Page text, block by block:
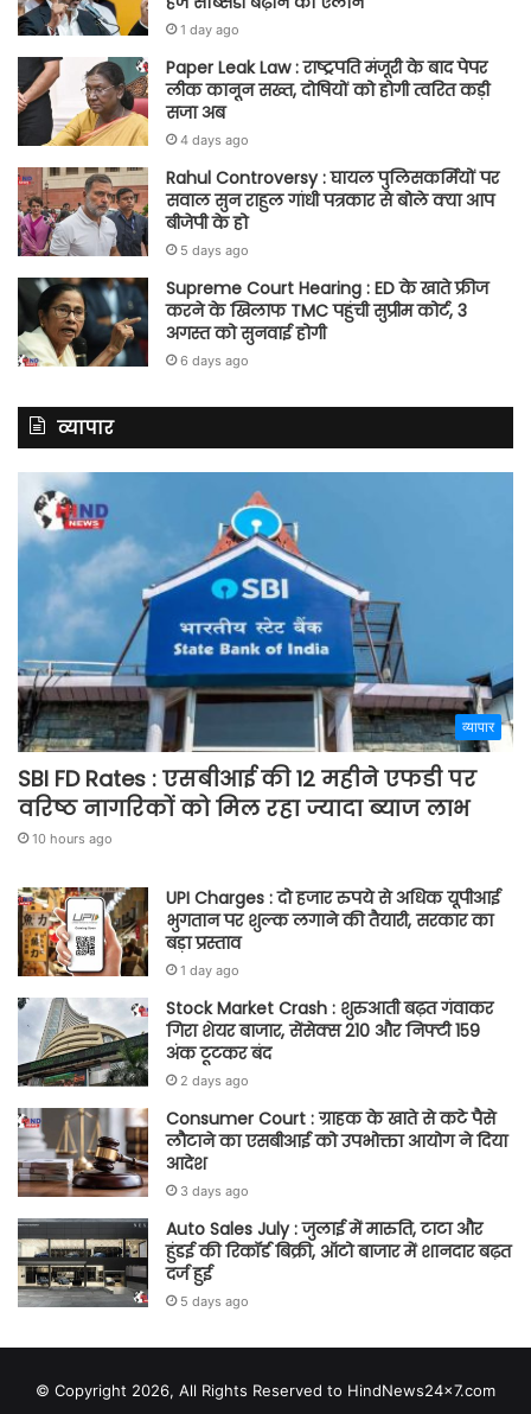
1 day ago
Paper Leak Law : राष्ट्रपति मंजूरी के बाद पेपर
लीक कानून सख्त, दोषियों को होगी त्वरित कड़ी
सजा अब
4 days ago
Rahul Controversy : घायल पुलिसकर्मियों पर
सवाल सुन राहुल गांधी पत्रकार से बोले क्या आप
बीजेपी के हो
5 days ago
Supreme Court Hearing : ED के खाते फ्रीज
करने के खिलाफ TMC पहुंची सुप्रीम कोर्ट, 3
अगस्त को सुनवाई होगी
6 days ago
व्यापार
व्यापार
SBI FD Rates : एसबीआई की 12 महीने एफडी पर
वरिष्ठ नागरिकों को मिल रहा ज्यादा ब्याज लाभ
10 hours ago
UPI Charges : दो हजार रुपये से अधिक यूपीआई
भुगतान पर शुल्क लगाने की तैयारी, सरकार का
बड़ा प्रस्ताव
1 day ago
Stock Market Crash : शुरुआती बढ़त गंवाकर
गिरा शेयर बाजार, सेंसेक्स 210 और निफ्टी 159
अंक टूटकर बंद
2 days ago
Consumer Court : ग्राहक के खाते से कटे पैसे
लौटाने का एसबीआई को उपभोक्ता आयोग ने दिया
आदेश
3 days ago
Auto Sales July : जुलाई में मारुति, टाटा और
हुंडई की रिकॉर्ड बिक्री, ऑटो बाजार में शानदार बढ़त
दर्ज हुई
5 days ago
© Copyright 2026, All Rights Reserved to HindNews24x7.com